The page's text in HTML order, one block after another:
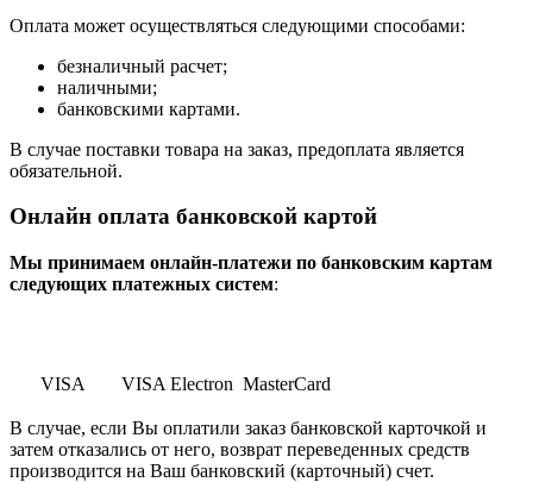
Оплата может осуществляться следующими способами:
безналичный расчет;
наличными;
банковскими картами.
В случае поставки товара на заказ, предоплата является
обязательной.
Онлайн оплата банковской картой
Мы принимаем онлайн-платежи по банковским картам
cледующих платежных систем:
VISA VISA Electron MasterCard
В случае, если Вы оплатили заказ банковской карточкой и
затем отказались от него, возврат переведенных средств
производится на Ваш банковский (карточный) счет.